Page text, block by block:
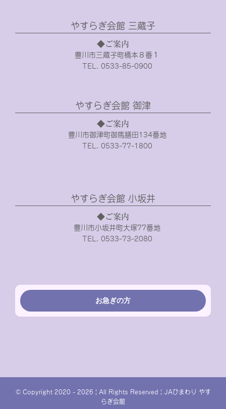
やすらぎ会館 三蔵子
◆ご案内
豊川市三蔵子町橋本８番１
TEL. 0533-85-0900
やすらぎ会館 御津
◆ご案内
豊川市御津町御馬膳田134番地
TEL. 0533-77-1800
やすらぎ会館 小坂井
◆ご案内
豊川市小坂井町大塚77番地
TEL. 0533-73-2080
お急ぎの方
© Copyright 2020 - 2026 | All Rights Reserved | JAひまわり やす
らぎ会館